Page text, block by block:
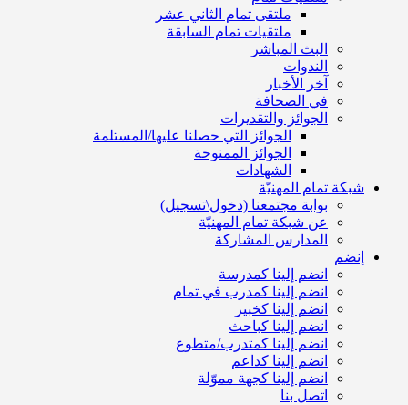
ملتقى تمام الثاني عشر
ملتقيات تمام السابقة
البث المباشر
الندوات
آخر الأخبار
في الصحافة
الجوائز والتقديرات
الجوائز التي حصلنا عليها/المستلمة
الجوائز الممنوحة
الشهادات
شبكة تمام المهنيّة
بوابة مجتمعنا (دخول\تسجيل)
عن شبكة تمام المهنيّة
المدارس المشاركة
إنضم
انضم إلينا كمدرسة
انضم إلينا كمدرب في تمام
انضم إلينا كخبير
انضم إلينا كباحث
انضم إلينا كمتدرب/متطوع
انضم إلينا كداعم
انضم إلينا كجهة مموّلة
اتصل بنا